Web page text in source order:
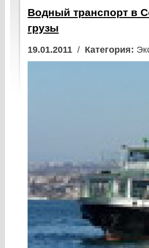
Водный транспорт в
грузы
19.01.2011 / Категория: